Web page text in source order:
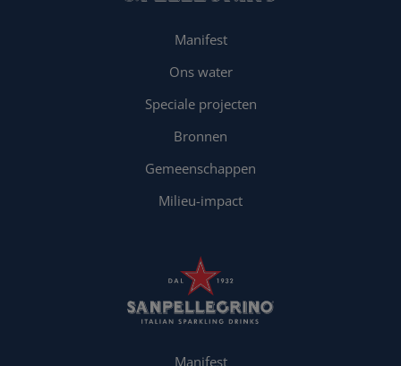
Manifest
Ons water
Speciale projecten
Bronnen
Gemeenschappen
Milieu-impact
Manifest